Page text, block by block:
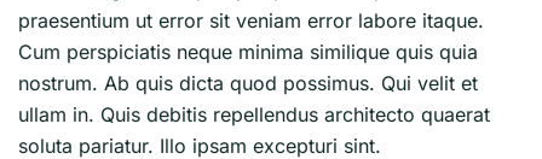
praesentium ut error sit veniam error labore itaque.
Cum perspiciatis neque minima similique quis quia
nostrum. Ab quis dicta quod possimus. Qui velit et
ullam in. Quis debitis repellendus architecto quaerat
soluta pariatur. Illo ipsam excepturi sint.